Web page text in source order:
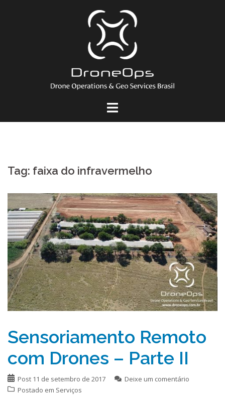
Tag: faixa do infravermelho
Sensoriamento Remoto
com Drones – Parte II
Post 11 de setembro de 2017
Deixe um comentário
Postado em Serviços